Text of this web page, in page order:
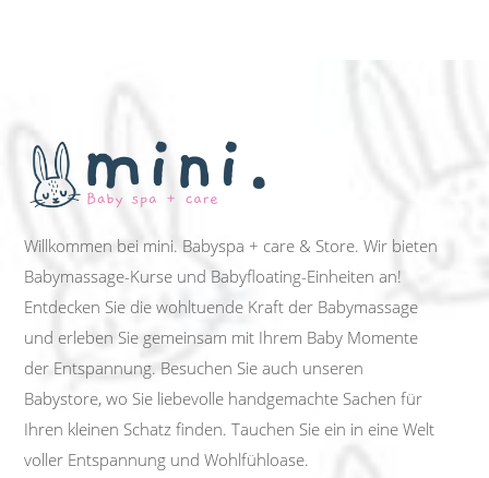
Willkommen bei mini. Babyspa + care & Store. Wir bieten
Babymassage-Kurse und Babyfloating-Einheiten an!
Entdecken Sie die wohltuende Kraft der Babymassage
und erleben Sie gemeinsam mit Ihrem Baby Momente
der Entspannung. Besuchen Sie auch unseren
Babystore, wo Sie liebevolle handgemachte Sachen für
Ihren kleinen Schatz finden. Tauchen Sie ein in eine Welt
voller Entspannung und Wohlfühloase.